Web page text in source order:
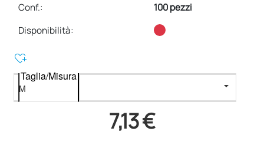
Conf.:
100 pezzi
Disponibilità:
heart_plus
Taglia/Misura
7,13 €